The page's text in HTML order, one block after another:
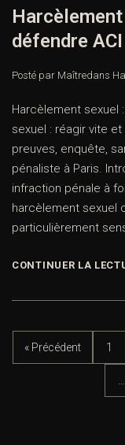
défendre ACI
Posté par Maîtredans
Harcèlement sexuel
sexuel : réagir vite
preuves, enquête,
pénaliste à Paris.
infraction pénale à
harcèlement sexuel
particulièrement
CONTINUER LA
« Précédent 1